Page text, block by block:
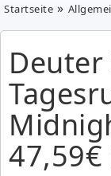
Startseite
Deuter
47,59€